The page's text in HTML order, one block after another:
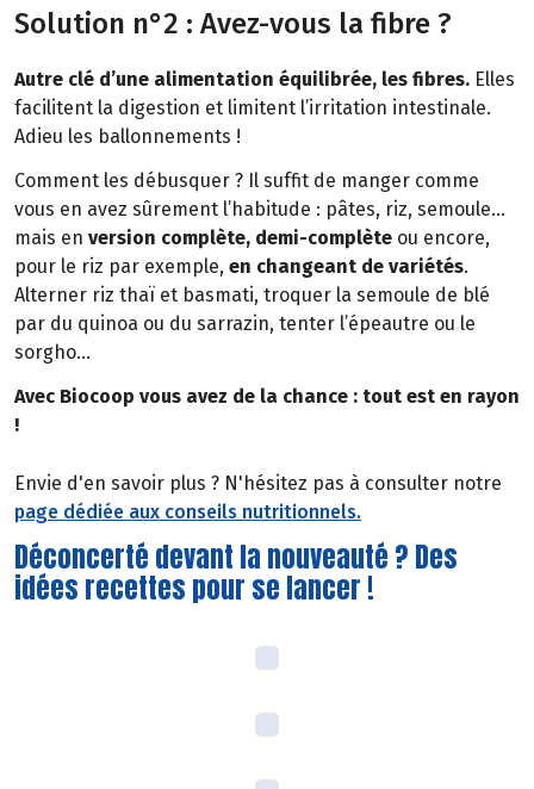
Solution n°2 : Avez-vous la fibre ?
Autre clé d’une alimentation équilibrée, les fibres. Elles
facilitent la digestion et limitent l’irritation intestinale.
Adieu les ballonnements !
Comment les débusquer ? Il suffit de manger comme
vous en avez sûrement l’habitude : pâtes, riz, semoule…
mais en version complète, demi-complète ou encore,
pour le riz par exemple, en changeant de variétés.
Alterner riz thaï et basmati, troquer la semoule de blé
par du quinoa ou du sarrazin, tenter l’épeautre ou le
sorgho…
Avec Biocoop vous avez de la chance : tout est en rayon
!
Envie d'en savoir plus ? N'hésitez pas à consulter notre
page dédiée aux conseils nutritionnels.
Déconcerté devant la nouveauté ? Des
idées recettes pour se lancer !